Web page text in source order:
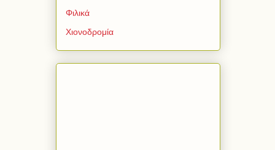
Φιλικά
Χιονοδρομία